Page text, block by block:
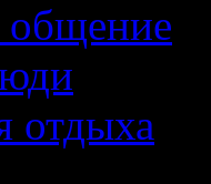
общение
отдыха